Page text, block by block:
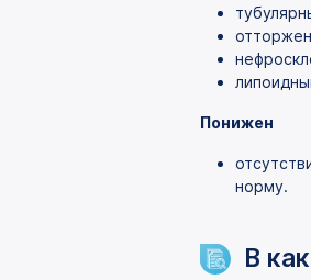
Понижен
норму.
В